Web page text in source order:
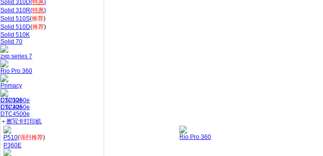
Solid 310D(特惠)
Solid 310R(特惠)
Solid 510S(推荐)
Solid 510D(推荐)
Solid 510K
Solid 70
zxp series 7
Rio Pro 360
Primacy
CS200e
CS220e
DTC1250e
DTC4250e
DTC4500e
＋擦写卡打印机
P510(强烈推荐)
P360E
Rio Pro 360